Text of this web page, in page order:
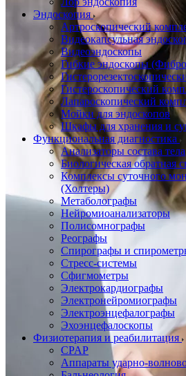
Эндоскопия
Артроскопический
Видеокапсульная
Видеоэндоскопы
Гибкие эндоскопы
Гистероскопический
Лапароскопический
Мойки для эндоскопов
Шкафы для хранения и
Функциональная диагностика
Анализаторы состава тела
Биологическая обратная
Комплексы суточного
(Холтеры)
Метаболографы
Нейромиоанализаторы
Полисомнографы
Реографы
Спирографы и
Стресс-системы
Сфигмометры
Электрокардиографы
Электронейромиографы
Электроэнцефалографы
Эхоэнцефалоскопы
Физиотерапия и реабилитация
CPAP
Аппараты ударно-